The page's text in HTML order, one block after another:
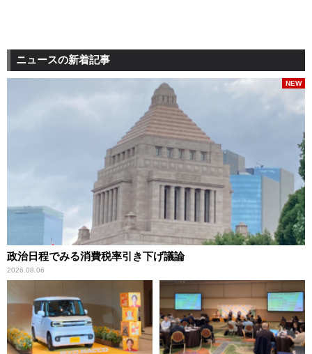
ニュースの新着記事
政治日程でみる消費税率引き下げ議論
2026.08.06
NEW